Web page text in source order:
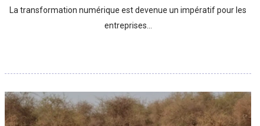
La transformation numérique est devenue un impératif pour les
entreprises…